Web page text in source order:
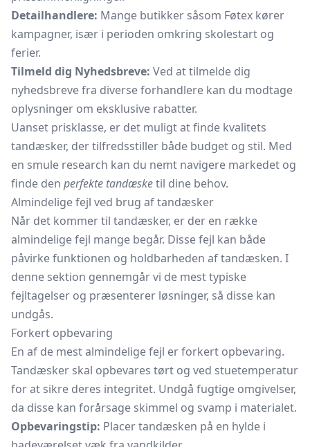
Detailhandlere: Mange butikker såsom Føtex kører
kampagner, især i perioden omkring skolestart og
ferier.
Tilmeld dig Nyhedsbreve: Ved at tilmelde dig
nyhedsbreve fra diverse forhandlere kan du modtage
oplysninger om eksklusive rabatter.
Uanset prisklasse, er det muligt at finde kvalitets
tandæsker, der tilfredsstiller både budget og stil. Med
en smule research kan du nemt navigere markedet og
finde den perfekte tandæsketil dine behov.
Almindelige fejl ved brug af tandæsker
Når det kommer til tandæsker, er der en række
almindelige fejl mange begår. Disse fejl kan både
påvirke funktionen og holdbarheden af tandæsken. I
denne sektion gennemgår vi de mest typiske
fejltagelser og præsenterer løsninger, så disse kan
undgås.
Forkert opbevaring
En af de mest almindelige fejl er forkert opbevaring.
Tandæsker skal opbevares tørt og ved stuetemperatur
for at sikre deres integritet. Undgå fugtige omgivelser,
da disse kan forårsage skimmel og svamp i materialet.
Opbevaringstip: Placer tandæsken på en hylde i